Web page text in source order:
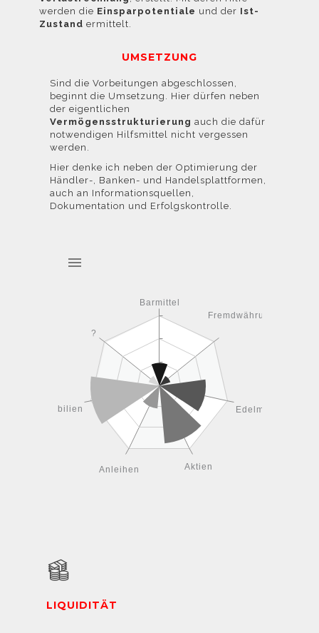
werden die Einsparpotentiale und der Ist-
Zustand ermittelt.
UMSETZUNG
Sind die Vorbeitungen abgeschlossen,
beginnt die Umsetzung. Hier dürfen neben
der eigentlichen
Vermögensstrukturierung auch die dafür
notwendigen Hilfsmittel nicht vergessen
werden.
Hier denke ich neben der Optimierung der
Händler-, Banken- und Handelsplattformen,
auch an Informationsquellen,
Dokumentation und Erfolgskontrolle.
Barmittel
Fremdwährungen
Edelmetalle
Aktien
Anleihen
Immobilien
?
LIQUIDITÄT